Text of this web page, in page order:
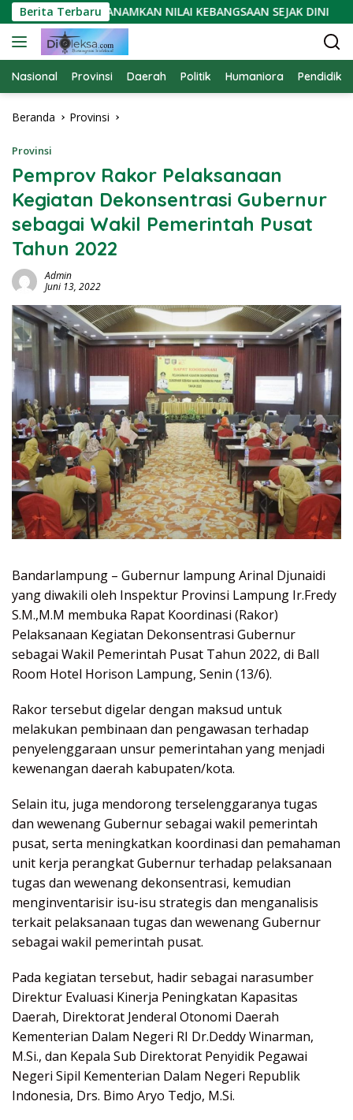
Langsung
ke
konten
Berita Terbaru
YUGINTA: TANAMKAN NILAI KEBANGSAAN SEJAK DINI
Nasional Provinsi Daerah Politik Humaniora
Beranda Provinsi
Provinsi
Pemprov Rakor Pelaksanaan
Kegiatan Dekonsentrasi Gubernur
sebagai Wakil Pemerintah Pusat
Tahun 2022
Admin
Juni 13, 2022
Bandarlampung – Gubernur lampung Arinal Djunaidi
yang diwakili oleh Inspektur Provinsi Lampung Ir.Fredy
S.M.,M.M membuka Rapat Koordinasi (Rakor)
Pelaksanaan Kegiatan Dekonsentrasi Gubernur
sebagai Wakil Pemerintah Pusat Tahun 2022, di Ball
Room Hotel Horison Lampung, Senin (13/6).
Rakor tersebut digelar dengan maksud untuk
melakukan pembinaan dan pengawasan terhadap
penyelenggaraan unsur pemerintahan yang menjadi
kewenangan daerah kabupaten/kota.
Selain itu, juga mendorong terselenggaranya tugas
dan wewenang Gubernur sebagai wakil pemerintah
pusat, serta meningkatkan koordinasi dan pemahaman
unit kerja perangkat Gubernur terhadap pelaksanaan
tugas dan wewenang dekonsentrasi, kemudian
menginventarisir isu-isu strategis dan menganalisis
terkait pelaksanaan tugas dan wewenang Gubernur
sebagai wakil pemerintah pusat.
Pada kegiatan tersebut, hadir sebagai narasumber
Direktur Evaluasi Kinerja Peningkatan Kapasitas
Daerah, Direktorat Jenderal Otonomi Daerah
Kementerian Dalam Negeri RI Dr.Deddy Winarman,
M.Si., dan Kepala Sub Direktorat Penyidik Pegawai
Negeri Sipil Kementerian Dalam Negeri Republik
Indonesia, Drs. Bimo Aryo Tedjo, M.Si.